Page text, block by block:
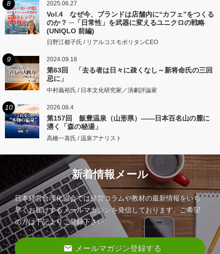
8 2025.06.27
Vol.4 なぜ今、ブランドは店舗内に“カフェ”をつくる
のか？ ─「日常性」を武器に変えるユニクロの戦略
(UNIQLO 前編)
日野江都子氏 / リアルコスモポリタンCEO
9 2024.09.18
第63回 「去る者は日々に疎くなし～新将命氏の三回
忌に」
中村義裕氏 / 日本文化研究家／演劇評論家
10 2026.08.4
第157回 飯豊温泉（山形県）――日本百名山の麓に
湧く「森の秘湯」
高橋一喜氏 / 温泉アナリスト
新着情報メール
日本経営合理化協会では経営コラムや教材の最新情報をいち
早くお届けするメールマガジンを発信しております。ご希望
の方は下記よりご登録下さい。
email メールマガジン登録する